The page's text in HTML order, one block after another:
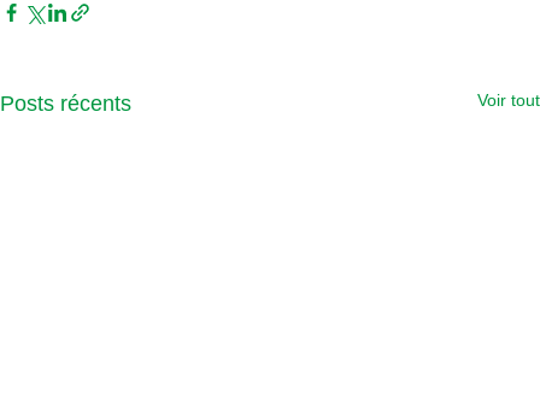
Posts récents Voir tout